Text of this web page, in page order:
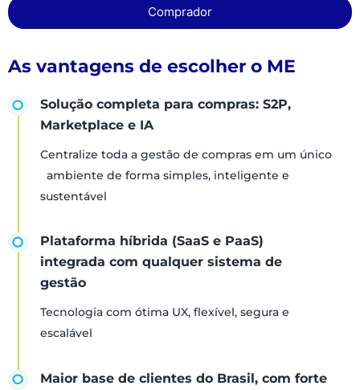
Comprador
As vantagens de escolher o ME
Solução completa para compras: S2P,
Marketplace e IA
Centralize toda a gestão de compras em um único
ambiente de forma simples, inteligente e
sustentável
Plataforma híbrida (SaaS e PaaS)
integrada com qualquer sistema de
gestão
Tecnologia com ótima UX, flexível, segura e
escalável
Maior base de clientes do Brasil, com forte